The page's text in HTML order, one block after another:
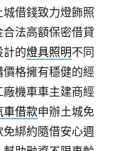
借錢致力燈飾照
合法高額保密借貸
計的燈具照明不同
格擁有穩健的經
機車車主建商經
車借款申辦土城免
綁約隨借安心週